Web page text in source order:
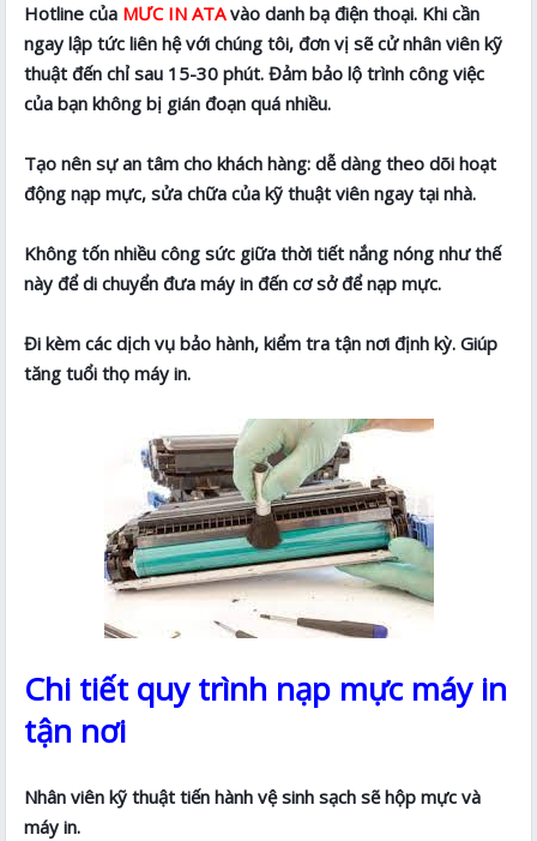
Hotline của MƯC IN ATAvào danh bạ điện thoại. Khi cần
ngay lập tức liên hệ với chúng tôi, đơn vị sẽ cử nhân viên kỹ
thuật đến chỉ sau 15-30 phút. Đảm bảo lộ trình công việc
của bạn không bị gián đoạn quá nhiều.
Tạo nên sự an tâm cho khách hàng: dễ dàng theo dõi hoạt
động nạp mực, sửa chữa của kỹ thuật viên ngay tại nhà.
Không tốn nhiều công sức giữa thời tiết nắng nóng như thế
này để di chuyển đưa máy in đến cơ sở để nạp mực.
Đi kèm các dịch vụ bảo hành, kiểm tra tận nơi định kỳ. Giúp
tăng tuổi thọ máy in.
Chi tiết quy trình nạp mực máy in
tận nơi
Nhân viên kỹ thuật tiến hành vệ sinh sạch sẽ hộp mực và
máy in.